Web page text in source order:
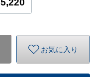
お気に入り